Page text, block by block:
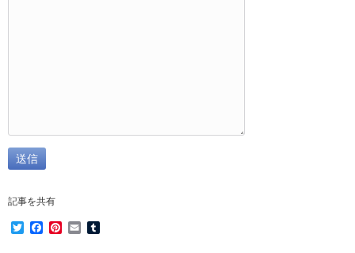
記事を共有
TwitterFacebook
Pinterest
Email